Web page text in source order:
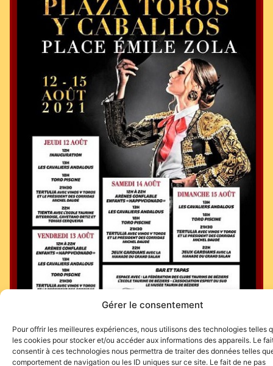
Gérer le consentement
Pour offrir les meilleures expériences, nous utilisons des technologies telles
les cookies pour stocker et/ou accéder aux informations des appareils. Le
consentir à ces technologies nous permettra de traiter des données telles
comportement de navigation ou les ID uniques sur ce site. Le fait de ne pas
Programmation des arènes :https://www.arenes-beziers.com/